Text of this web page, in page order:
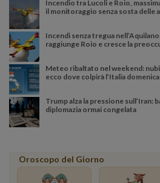
Incendio tra Lucoli e Roio,
il monitoraggio senza sosta delle
Incendi senza tregua
raggiunge Roio e cresce la
Meteo ribaltato nel weekend:
ecco dove colpirà l’Italia domenica
Trump alza la pressione sull’Iran:
diplomazia ormai congelata
Oroscopo del Giorno